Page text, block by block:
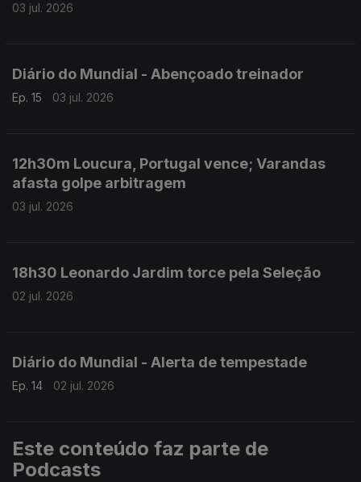
03 jul. 2026
Diário do Mundial - Abençoado treinador
Ep. 15 03 jul. 2026
12h30m Loucura, Portugal vence; Varandas
afasta golpe arbitragem
03 jul. 2026
18h30 Leonardo Jardim torce pela Seleção
02 jul. 2026
Diário do Mundial - Alerta de tempestade
Ep. 14 02 jul. 2026
Este conteúdo faz parte de
Podcasts